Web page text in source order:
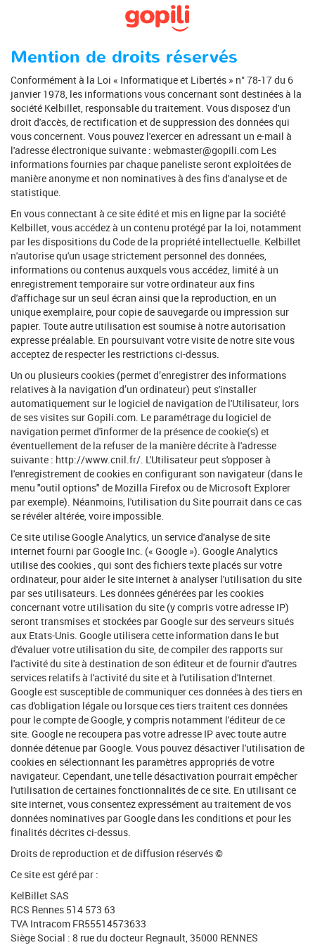
Mention de droits réservés
Conformément à la Loi « Informatique et Libertés » n° 78-17 du 6
janvier 1978, les informations vous concernant sont destinées à la
société Kelbillet, responsable du traitement. Vous disposez d'un
droit d'accès, de rectification et de suppression des données qui
vous concernent. Vous pouvez l'exercer en adressant un e-mail à
l'adresse électronique suivante : webmaster@gopili.com Les
informations fournies par chaque paneliste seront exploitées de
manière anonyme et non nominatives à des fins d'analyse et de
statistique.
En vous connectant à ce site édité et mis en ligne par la société
Kelbillet, vous accédez à un contenu protégé par la loi, notamment
par les dispositions du Code de la propriété intellectuelle. Kelbillet
n'autorise qu'un usage strictement personnel des données,
informations ou contenus auxquels vous accédez, limité à un
enregistrement temporaire sur votre ordinateur aux fins
d'affichage sur un seul écran ainsi que la reproduction, en un
unique exemplaire, pour copie de sauvegarde ou impression sur
papier. Toute autre utilisation est soumise à notre autorisation
expresse préalable. En poursuivant votre visite de notre site vous
acceptez de respecter les restrictions ci-dessus.
Un ou plusieurs cookies (permet d’enregistrer des informations
relatives à la navigation d’un ordinateur) peut s'installer
automatiquement sur le logiciel de navigation de l'Utilisateur, lors
de ses visites sur Gopili.com. Le paramétrage du logiciel de
navigation permet d'informer de la présence de cookie(s) et
éventuellement de la refuser de la manière décrite à l'adresse
suivante : http://www.cnil.fr/. L'Utilisateur peut s'opposer à
l'enregistrement de cookies en configurant son navigateur (dans le
menu "outil options" de Mozilla Firefox ou de Microsoft Explorer
par exemple). Néanmoins, l'utilisation du Site pourrait dans ce cas
se révéler altérée, voire impossible.
Ce site utilise Google Analytics, un service d'analyse de site
internet fourni par Google Inc. (« Google »). Google Analytics
utilise des cookies , qui sont des fichiers texte placés sur votre
ordinateur, pour aider le site internet à analyser l'utilisation du site
par ses utilisateurs. Les données générées par les cookies
concernant votre utilisation du site (y compris votre adresse IP)
seront transmises et stockées par Google sur des serveurs situés
aux Etats-Unis. Google utilisera cette information dans le but
d'évaluer votre utilisation du site, de compiler des rapports sur
l'activité du site à destination de son éditeur et de fournir d'autres
services relatifs à l'activité du site et à l'utilisation d'Internet.
Google est susceptible de communiquer ces données à des tiers en
cas d'obligation légale ou lorsque ces tiers traitent ces données
pour le compte de Google, y compris notamment l'éditeur de ce
site. Google ne recoupera pas votre adresse IP avec toute autre
donnée détenue par Google. Vous pouvez désactiver l'utilisation de
cookies en sélectionnant les paramètres appropriés de votre
navigateur. Cependant, une telle désactivation pourrait empêcher
l'utilisation de certaines fonctionnalités de ce site. En utilisant ce
site internet, vous consentez expressément au traitement de vos
données nominatives par Google dans les conditions et pour les
finalités décrites ci-dessus.
Droits de reproduction et de diffusion réservés ©
Ce site est géré par :
KelBillet SAS
RCS Rennes 514 573 63
TVA Intracom FR55514573633
Siège Social : 8 rue du docteur Regnault, 35000 RENNES